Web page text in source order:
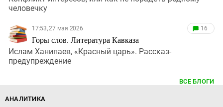
человечку
17:53, 27 мая 2026
Горы слов. Литература Кавказа
16
Ислам Ханипаев, «Красный царь». Рассказ-
предупреждение
ВСЕ БЛОГИ
АНАЛИТИКА